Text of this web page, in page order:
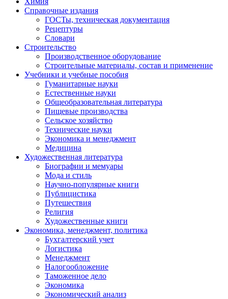
Справочные издания
ГОСТы, техническая документация
Рецептуры
Словари
Строительство
Производственное оборудование
Строительные материалы, состав и применение
Учебники и учебные пособия
Гуманитарные науки
Естественные науки
Общеобразовательная литература
Пищевые производства
Сельское хозяйство
Технические науки
Экономика и менеджмент
Медицина
Художественная литература
Биографии и мемуары
Мода и стиль
Научно-популярные книги
Публицистика
Путешествия
Религия
Художественные книги
Экономика, менеджмент, политика
Бухгалтерский учет
Логистика
Менеджмент
Налогообложение
Таможенное дело
Экономика
Экономический анализ